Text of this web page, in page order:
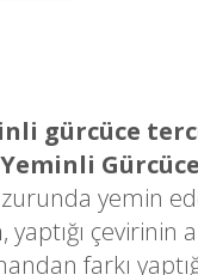
gürcüce
Yeminli
yemin
, yaptığı çevirinin
farkı